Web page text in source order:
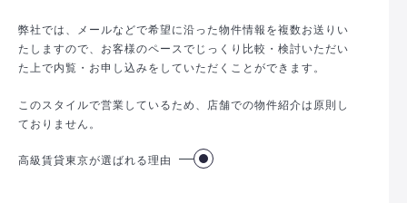
弊社では、メールなどで希望に沿った物件情報を複数お送りい
たしますので、お客様のペースでじっくり比較・検討いただい
た上で内覧・お申し込みをしていただくことができます。
このスタイルで営業しているため、店舗での物件紹介は原則し
ておりません。
高級賃貸東京が選ばれる理由